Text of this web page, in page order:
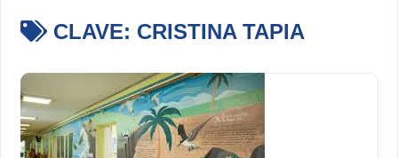
CLAVE: CRISTINA TAPIA